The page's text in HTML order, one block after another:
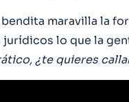
maravilla la
lo que la
¿te quieres